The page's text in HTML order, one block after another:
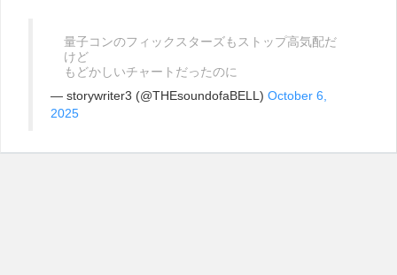
量子コンのフィックスターズもストップ高気配だ
けど
もどかしいチャートだったのに
— storywriter3 (@THEsoundofaBELL) October 6,
2025